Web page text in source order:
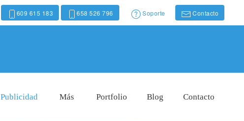
609 615 183 658 526 796 Soporte Contacto
Publicidad Más Portfolio Blog Contacto